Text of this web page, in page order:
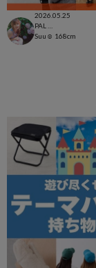
2026.05.25
Suu☺︎ 168cm